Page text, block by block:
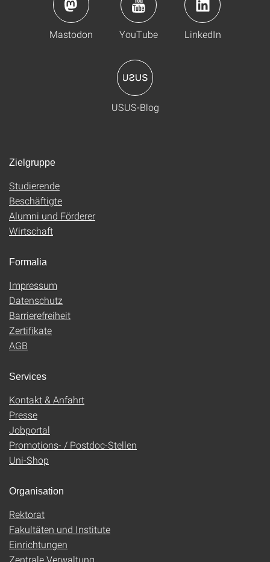
Mastodon YouTube LinkedIn
USUS-Blog
Zielgruppe
Studierende
Beschäftigte
Alumni und Förderer
Wirtschaft
Formalia
Impressum
Datenschutz
Barrierefreiheit
Zertifikate
AGB
Services
Kontakt & Anfahrt
Presse
Jobportal
Promotions- / Postdoc-Stellen
Uni-Shop
Organisation
Rektorat
Fakultäten und Institute
Einrichtungen
Zentrale Verwaltung